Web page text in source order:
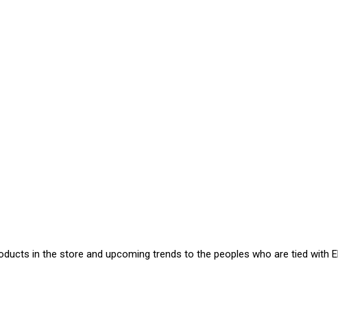
in the store and upcoming trends to the peoples who are tied with